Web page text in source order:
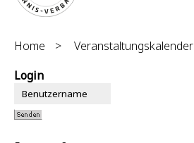
Home > Veranstaltungskalender
Login